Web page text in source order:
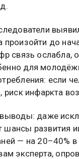
до
связь ослабла,
для
если
инфаркта
даже
шансы развития
— на 20–40% в
эксперта,